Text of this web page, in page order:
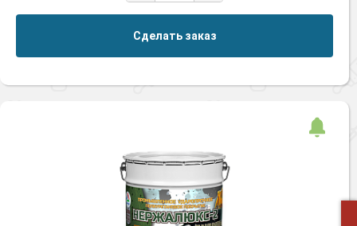
Сделать заказ